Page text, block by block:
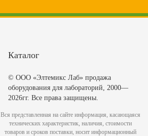
Каталог
© ООО «Элтемикс Лаб» продажа
оборудования для лабораторий, 2000—
2026гг. Все права защищены.
Вся представленная на сайте информация, касающаяся
технических характеристик, наличия, стоимости
товаров и сроков поставки, носит информационный